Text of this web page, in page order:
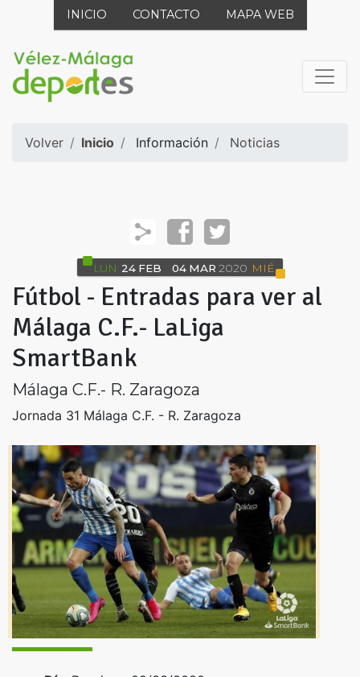
INICIO CONTACTO MAPA WEB
Volver Inicio Información Noticias
LUN 24 FEB 04 MAR 2020 MIÉ
Fútbol - Entradas para ver al
Málaga C.F.- LaLiga
SmartBank
Málaga C.F.- R. Zaragoza
Jornada 31 Málaga C.F. - R. Zaragoza